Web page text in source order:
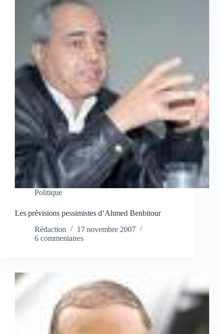
Politique
Les prévisions pessimistes d’Ahmed Benbitour
Rédaction
17 novembre 2007
6 commentaires